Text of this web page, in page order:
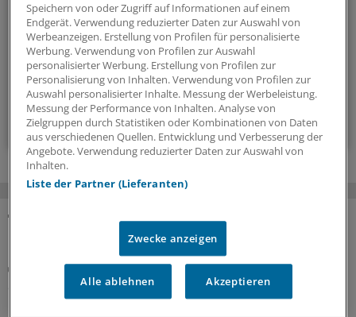
Hintergründen und einem Blick auf Themen, die die Agenda
bestimmen.
14-tägig, donnerstags
Zum Abonnieren bitte anmelden
MEHR ZUM THEMA
Plaques bewerten
Screening mittels Koronar-CT: Was das bringen
Speichern von oder Zugriff auf Informationen auf einem
Endgerät. Verwendung reduzierter Daten zur Auswahl von
Werbeanzeigen. Erstellung von Profilen für personalisierte
Werbung. Verwendung von Profilen zur Auswahl
personalisierter Werbung. Erstellung von Profilen zur
Personalisierung von Inhalten. Verwendung von Profilen zur
Auswahl personalisierter Inhalte. Messung der Werbeleistung.
Messung der Performance von Inhalten. Analyse von
Zielgruppen durch Statistiken oder Kombinationen von Daten
aus verschiedenen Quellen. Entwicklung und Verbesserung der
Angebote. Verwendung reduzierter Daten zur Auswahl von
Inhalten.
Liste der Partner (Lieferanten)
Zwecke anzeigen
Alle ablehnen Akzeptieren